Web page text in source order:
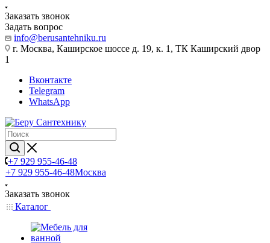
Заказать звонок
Задать вопрос
info@berusantehniku.ru
г. Москва, Каширское шоссе д. 19, к. 1, ТК Каширский двор
1
Вконтакте
Telegram
WhatsApp
+7 929 955-46-48
+7 929 955-46-48Москва
Заказать звонок
Каталог